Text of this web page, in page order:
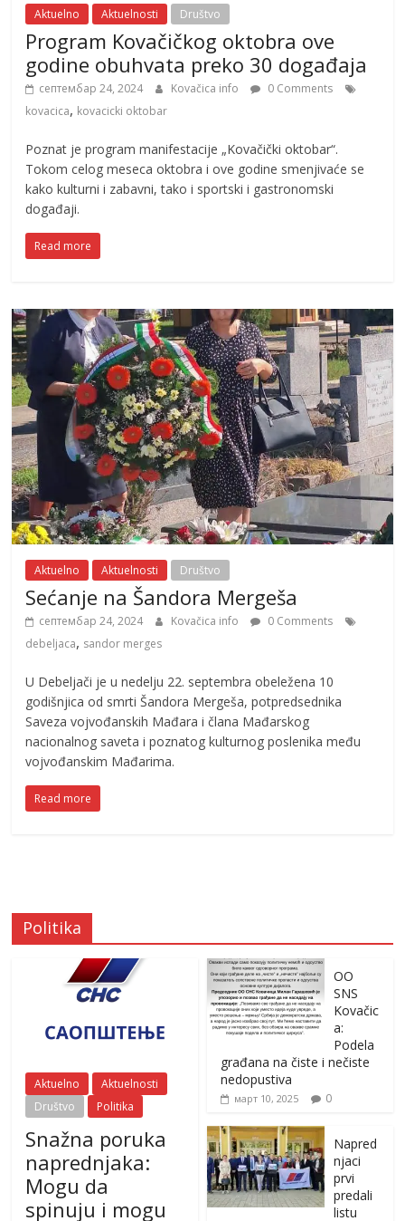
Aktuelno Aktuelnosti Društvo
Program Kovačičkog oktobra ove
godine obuhvata preko 30 događaja
септембар 24, 2024 Kovačica info
0 Comments
kovacica, kovacicki oktobar
Poznat je program manifestacije „Kovačički oktobar“.
Tokom celog meseca oktobra i ove godine smenjivaće se
kako kulturni i zabavni, tako i sportski i gastronomski
događaji.
Read more
Aktuelno Aktuelnosti Društvo
Sećanje na Šandora Mergeša
септембар 24, 2024 Kovačica info
0 Comments
debeljaca, sandor merges
U Debeljači je u nedelju 22. septembra obeležena 10
godišnjica od smrti Šandora Mergeša, potpredsednika
Saveza vojvođanskih Mađara i člana Mađarskog
nacionalnog saveta i poznatog kulturnog poslenika među
vojvođanskim Mađarima.
Read more
Politika
Aktuelno
Aktuelnosti
Društvo
Politika
Snažna poruka
naprednjaka:
Mogu da
spinuju i mogu
OO
SNS
Kovačic
a:
Podela
građana na čiste i nečiste
nedopustiva
март 10, 2025 0
Napred
njaci
prvi
predali
listu